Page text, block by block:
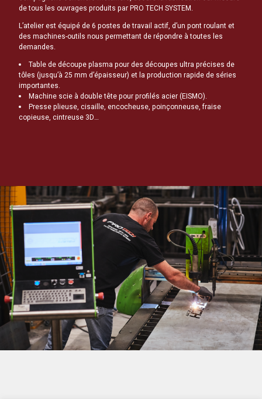
de tous les ouvrages produits par PRO TECH SYSTEM.
L’atelier est équipé de 6 postes de travail actif, d’un pont roulant et
des machines-outils nous permettant de répondre à toutes les
demandes.
Table de découpe plasma pour des découpes ultra précises de
tôles (jusqu’à 25 mm d’épaisseur) et la production rapide de séries
importantes.
Machine scie à double tête pour profilés acier (EISMO).
Presse plieuse, cisaille, encocheuse, poinçonneuse, fraise
copieuse, cintreuse 3D…